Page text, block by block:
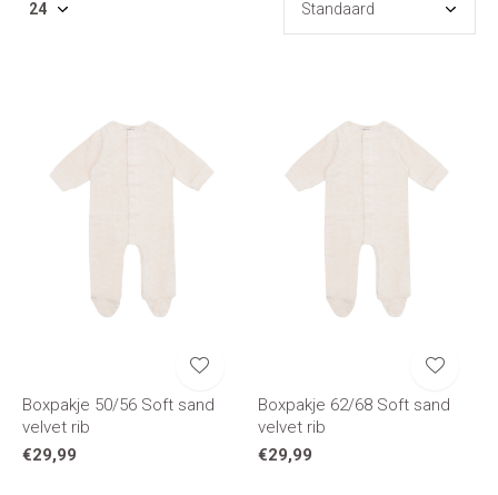
Boxpakje 50/56 Soft sand
velvet rib
€29,99
Boxpakje 62/68 Soft sand
velvet rib
€29,99